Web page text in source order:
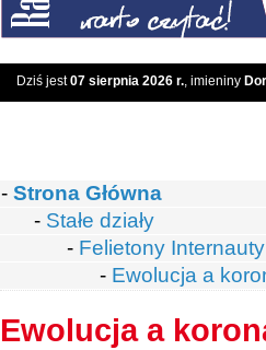
Dziś jest07 sierpnia 2026 r., imieniny
- Strona Główna
- Stałe działy
- Felietony Internauty
- Ewolucja a
Ewolucja a